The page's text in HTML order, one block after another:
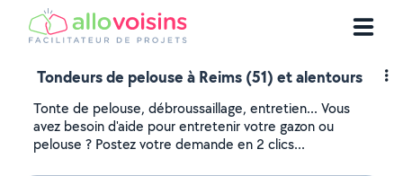
Tondeurs de pelouse à Reims (51) et alentours
Tonte de pelouse, débroussaillage, entretien... Vous
avez besoin d'aide pour entretenir votre gazon ou
pelouse ? Postez votre demande en 2 clics...